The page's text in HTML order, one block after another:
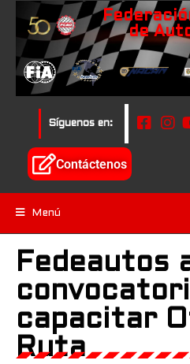
de
Síguenos en:
Contáctenos
Menú
Fedeautos
capacitar
Ruta